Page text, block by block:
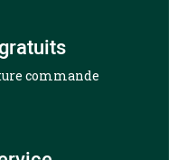
commande